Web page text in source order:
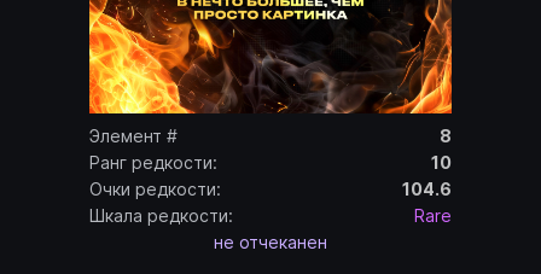
Элемент #
8
Ранг редкости:
10
Очки редкости:
104.6
Шкала редкости:
Rare
не отчеканен